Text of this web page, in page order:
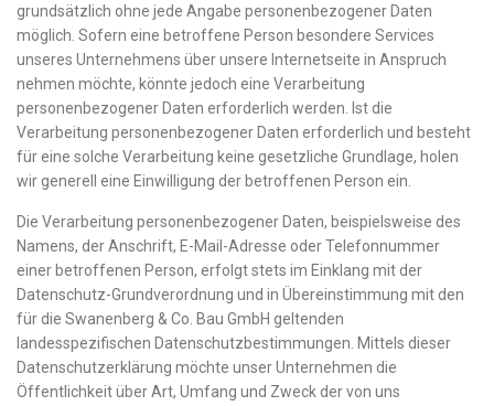
grundsätzlich ohne jede Angabe personenbezogener Daten
möglich. Sofern eine betroffene Person besondere Services
unseres Unternehmens über unsere Internetseite in Anspruch
nehmen möchte, könnte jedoch eine Verarbeitung
personenbezogener Daten erforderlich werden. Ist die
Verarbeitung personenbezogener Daten erforderlich und besteht
für eine solche Verarbeitung keine gesetzliche Grundlage, holen
wir generell eine Einwilligung der betroffenen Person ein.
Die Verarbeitung personenbezogener Daten, beispielsweise des
Namens, der Anschrift, E-Mail-Adresse oder Telefonnummer
einer betroffenen Person, erfolgt stets im Einklang mit der
Datenschutz-Grundverordnung und in Übereinstimmung mit den
für die Swanenberg & Co. Bau GmbH geltenden
landesspezifischen Datenschutzbestimmungen. Mittels dieser
Datenschutzerklärung möchte unser Unternehmen die
Öffentlichkeit über Art, Umfang und Zweck der von uns